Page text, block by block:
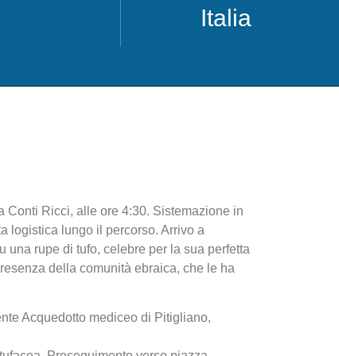
Italia
Conti Ricci, alle ore 4:30. Sistemazione in
logistica lungo il percorso. Arrivo a
una rupe di tufo, celebre per la sua perfetta
della comunità ebraica, che le ha
Acquedotto mediceo di Pitigliano,